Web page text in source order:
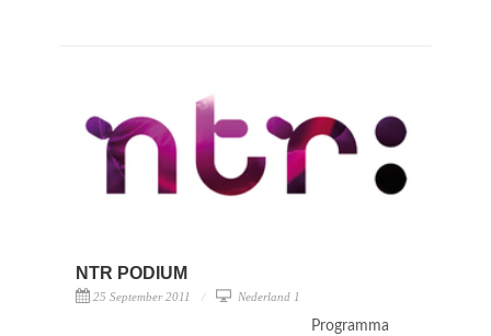
NTR PODIUM
25 September 2011 Nederland 1
Programma